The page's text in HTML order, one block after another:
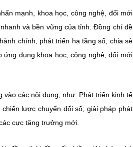
mạnh, khoa học, công nghệ, đổi mới
và bền vững của tỉnh. Đồng chí đề
chính, phát triển hạ tầng số, chia sẻ
dụng khoa học, công nghệ, đổi mới
vào các nội dung, như: Phát triển kinh tế
lược chuyển đổi số; giải pháp phát
cực tăng trưởng mới.